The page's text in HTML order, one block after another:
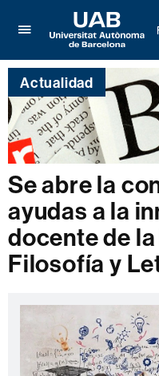
aquí
para
desplegar
el
menú
de
Facultad
Filosofía
y
Letras
Universitat
Autònoma
de
Barcelona
Actualidad
Se abre la
ayudas a la
docente de
Filosofía y